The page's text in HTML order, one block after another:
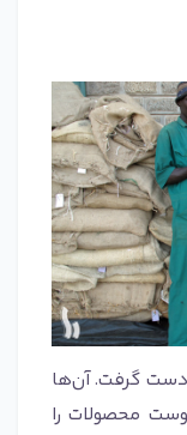
کنیا را به دست گرفت. آن‌ها
محصولات را